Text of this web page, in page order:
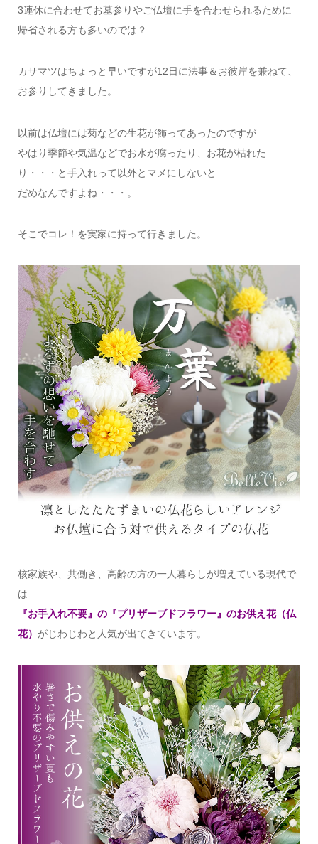
3連休に合わせてお墓参りやご仏壇に手を合わせられるために
帰省される方も多いのでは？
カサマツはちょっと早いですが12日に法事＆お彼岸を兼ねて、
お参りしてきました。
以前は仏壇には菊などの生花が飾ってあったのですが
やはり季節や気温などでお水が腐ったり、お花が枯れた
り・・・と手入れって以外とマメにしないと
だめなんですよね・・・。
そこでコレ！を実家に持って行きました。
核家族や、共働き、高齢の方の一人暮らしが増えている現代で
は
『お手入れ不要』の『プリザーブドフラワー』のお供え花（仏
花） がじわじわと人気が出てきています。